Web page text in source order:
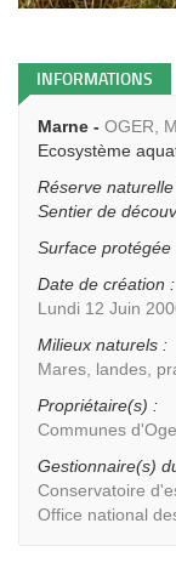
INFORMATIONS
Marne - OGER,
Ecosystème
Réserve
Sentier de
Surface protégée
Date de création :
Lundi 12 Juin
Milieux naturels :
Mares, landes,
Propriétaire(s) :
Communes
Gestionnaire(s)
Conservatoire
Office national